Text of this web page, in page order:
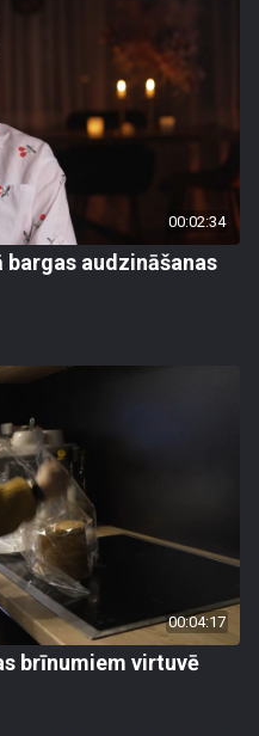
00:02:34
audzināšanas
00:04:17
brīnumiem virtuvē